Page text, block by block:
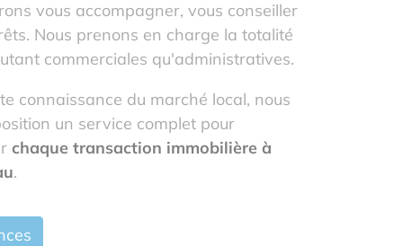
vous accompagner, vous conseiller
Nous prenons en charge la totalité
commerciales qu'administratives.
connaissance du marché local, nous
un service complet pour
chaque transaction immobilière à
.